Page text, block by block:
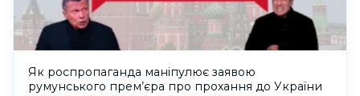
Як роспропаганда маніпулює заявою
румунського прем’єра про прохання до України